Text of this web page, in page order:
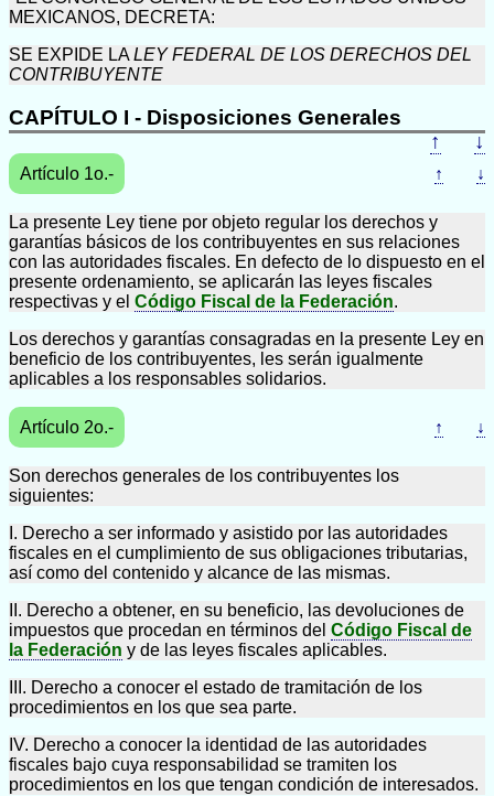
MEXICANOS, DECRETA:
SE EXPIDE LALEY FEDERAL DE LOS DERECHOS DEL
CONTRIBUYENTE
CAPÍTULO I - Disposiciones Generales
↑
↓
Artículo 1o.- ↑ ↓
La presente Ley tiene por objeto regular los derechos y
garantías básicos de los contribuyentes en sus relaciones
con las autoridades fiscales. En defecto de lo dispuesto en el
presente ordenamiento, se aplicarán las leyes fiscales
respectivas y el Código Fiscal de la Federación.
Los derechos y garantías consagradas en la presente Ley en
beneficio de los contribuyentes, les serán igualmente
aplicables a los responsables solidarios.
Artículo 2o.- ↑ ↓
Son derechos generales de los contribuyentes los
siguientes:
I. Derecho a ser informado y asistido por las autoridades
fiscales en el cumplimiento de sus obligaciones tributarias,
así como del contenido y alcance de las mismas.
II. Derecho a obtener, en su beneficio, las devoluciones de
impuestos que procedan en términos del Código Fiscal de
la Federación y de las leyes fiscales aplicables.
III. Derecho a conocer el estado de tramitación de los
procedimientos en los que sea parte.
IV. Derecho a conocer la identidad de las autoridades
fiscales bajo cuya responsabilidad se tramiten los
procedimientos en los que tengan condición de interesados.